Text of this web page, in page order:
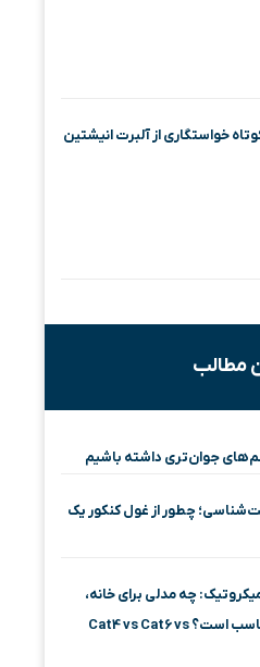
خواستگاری از آلبرت انیشتین
مطالب
جوان‌تری داشته باشیم
چطور از غول کنکور یک
چه مدلی برای خانه،
شرکت و محیط‌های پرتراکم مناسب است؟ Cat4 vs Cat6 vs